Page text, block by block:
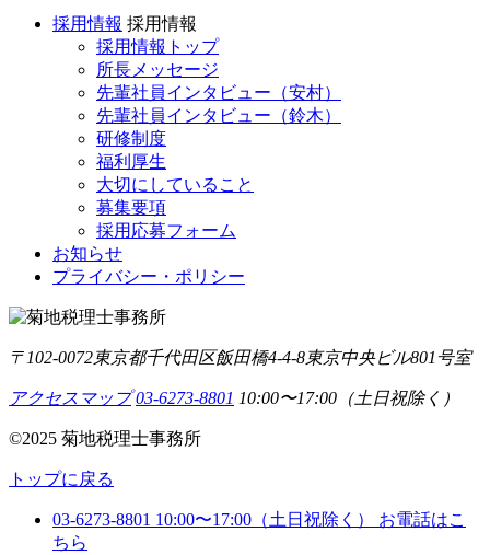
採用情報 採用情報
採用情報トップ
所長メッセージ
先輩社員インタビュー （安村）
先輩社員インタビュー （鈴木）
研修制度
福利厚生
大切にしていること
募集要項
採用応募フォーム
お知らせ
プライバシー・ポリシー
〒102-0072東京都千代田区飯田橋4-4-8東京中央ビル801号室
アクセスマップ 03-6273-8801 10:00〜17:00（土日祝除く）
©2025 菊地税理士事務所
トップに戻る
03-6273-8801 10:00〜17:00（土日祝除く）
お電話はこ
ちら